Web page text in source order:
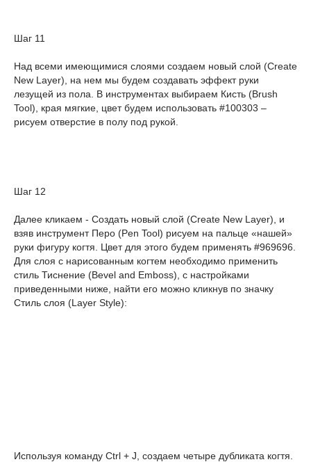
Шаг 11
Над всеми имеющимися слоями создаем новый слой (Create
New Layer), на нем мы будем создавать эффект руки
лезущей из пола. В инструментах выбираем Кисть (Brush
Tool), края мягкие, цвет будем использовать #100303 –
рисуем отверстие в полу под рукой.
Шаг 12
Далее кликаем - Создать новый слой (Create New Layer), и
взяв инструмент Перо (Pen Tool) рисуем на пальце «нашей»
руки фигуру когтя. Цвет для этого будем применять #969696.
Для слоя с нарисованным когтем необходимо применить
стиль Тиснение (Bevel and Emboss), с настройками
приведенными ниже, найти его можно кликнув по значку
Стиль слоя (Layer Style):
Используя команду Ctrl + J, создаем четыре дубликата когтя.